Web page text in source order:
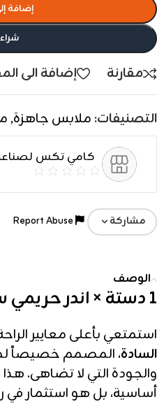
إضافة
مقارنة إضافة الى
التصنيفات: ملابس جاهزة,
كامي تكس
مشاركة
الوصف
1 دستة × اندر حريمي ساده بيور اسود
استمتعي بأعلى معايير
السادة، المصمم خصيصاً
والجودة التي لا تضاهى.
أساسية، بل هو استثمار